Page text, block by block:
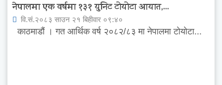
नेपालमा एक वर्षमा १३१ युनिट टोयोटा आयात,...
वि.सं.२०८३ साउन २१ बिहीवार ०९:४०
काठमाडौं । गत आर्थिक वर्ष २०८२/८३ मा नेपालमा टोयोटा...